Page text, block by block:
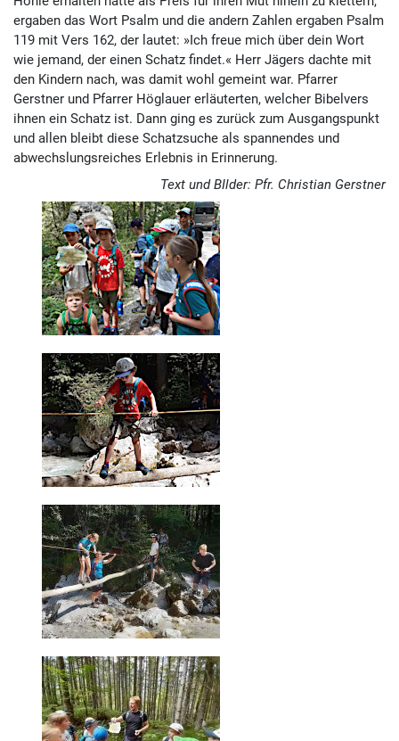
ergaben das Wort Psalm und die andern Zahlen ergaben Psalm
119 mit Vers 162, der lautet: »Ich freue mich über dein Wort
wie jemand, der einen Schatz findet.« Herr Jägers dachte mit
den Kindern nach, was damit wohl gemeint war. Pfarrer
Gerstner und Pfarrer Höglauer erläuterten, welcher Bibelvers
ihnen ein Schatz ist. Dann ging es zurück zum Ausgangspunkt
und allen bleibt diese Schatzsuche als spannendes und
abwechslungsreiches Erlebnis in Erinnerung.
Text und BIlder: Pfr. Christian Gerstner